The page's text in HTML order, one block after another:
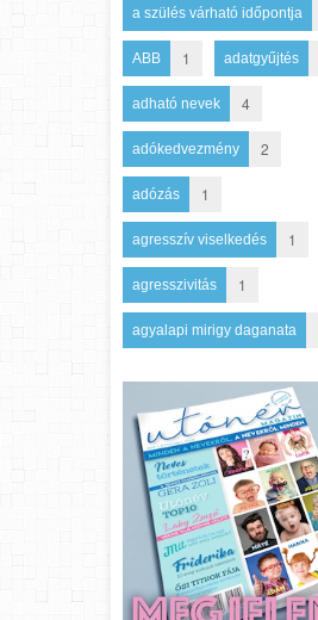
a szülés várható időpontja
ABB 1 adatgyűjtés
adható nevek 4
adókedvezmény 2
adózás 1
agresszív viselkedés 1
agresszivitás 1
agyalapi mirigy daganata